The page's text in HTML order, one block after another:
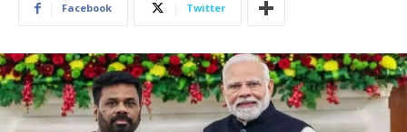
Facebook Twitter